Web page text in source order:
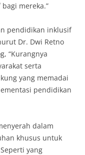
mereka.”
pendidikan inklusif
Dr. Dwi Retno
“Kurangnya
serta
yang memadai
pendidikan
dalam
khusus untuk
yang